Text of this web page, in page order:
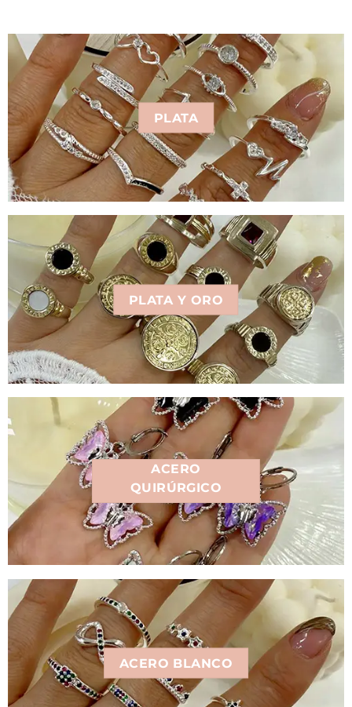
PLATA
PLATA Y ORO
ACERO
QUIRÚRGICO
ACERO BLANCO